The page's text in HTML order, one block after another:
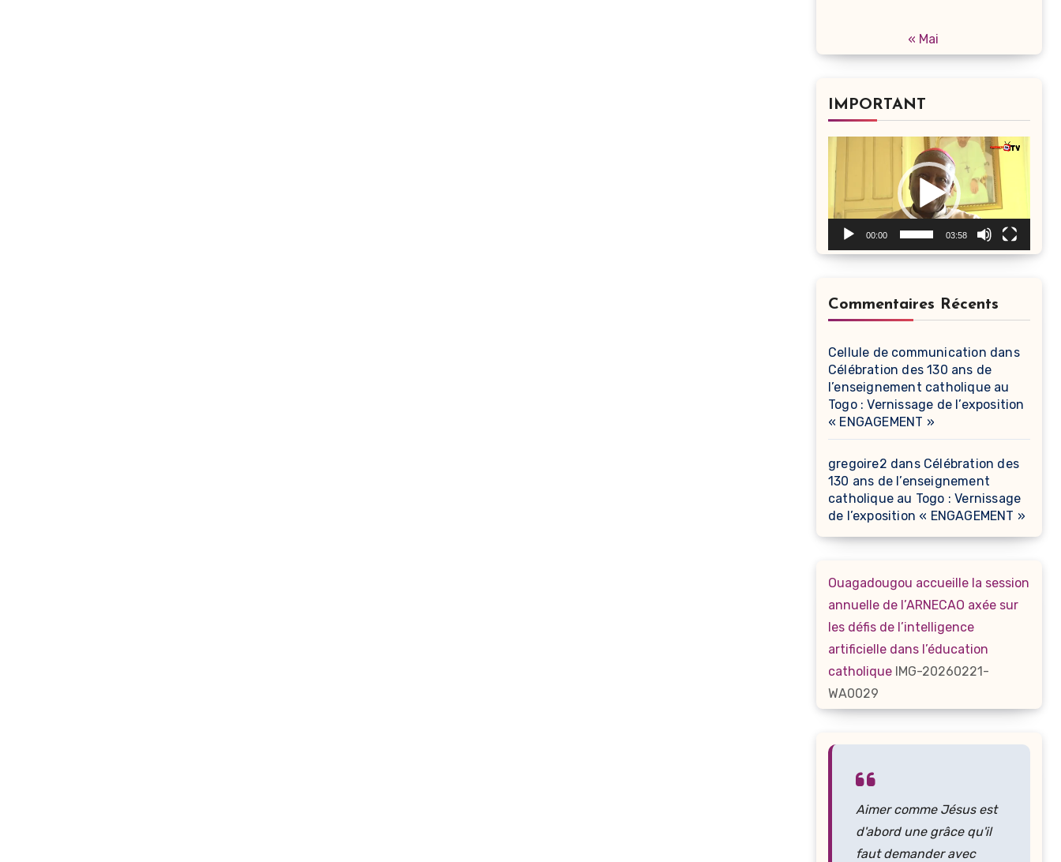
« Mai
IMPORTANT
vidéo
00:00 03:58
Commentaires Récents
Cellule de communication dans
Célébration des 130 ans de
l’enseignement catholique au
Togo : Vernissage de l’exposition
« ENGAGEMENT »
gregoire2 dans Célébration des
130 ans de l’enseignement
catholique au Togo : Vernissage
de l’exposition « ENGAGEMENT »
Ouagadougou accueille la session
annuelle de l’ARNECAO axée sur
les défis de l’intelligence
artificielle dans l’éducation
catholique IMG-20260221-
WA0029
Aimer comme Jésus est
d'abord une grâce qu'il
faut demander avec